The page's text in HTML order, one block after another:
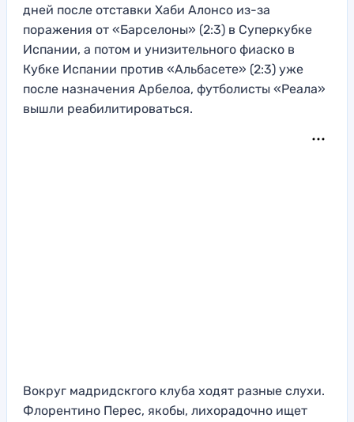
дней после отставки Хаби Алонсо из-за
поражения от «Барселоны» (2:3) в Суперкубке
Испании, а потом и унизительного фиаско в
Кубке Испании против «Альбасете» (2:3) уже
после назначения Арбелоа, футболисты «Реала»
вышли реабилитироваться.
Вокруг мадридскгого клуба ходят разные слухи.
Флорентино Перес, якобы, лихорадочно ищет